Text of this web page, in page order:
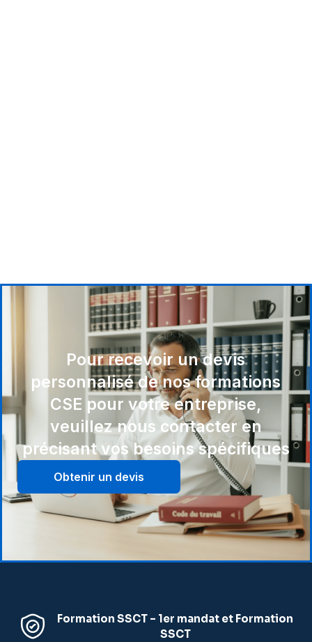
Pour recevoir un devis
personnalisé de nos formations
CSE pour votre entreprise,
veuillez nous contacter en
précisant vos besoins spécifiques
Obtenir un devis
Formation SSCT – 1er mandat et Formation
SSCT